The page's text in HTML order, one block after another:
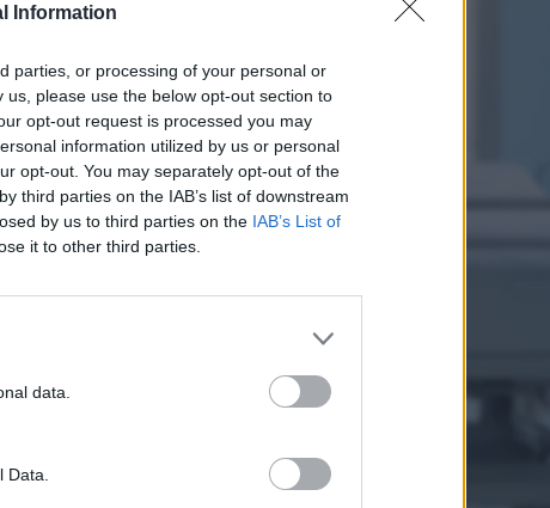
Information
parties, or processing of your personal or
please use the below opt-out section to
opt-out request is processed you may
information utilized by us or personal
opt-out. You may separately opt-out of the
third parties on the IAB’s list of downstream
by us to third parties on the IAB’s List of
it to other third parties.
data.